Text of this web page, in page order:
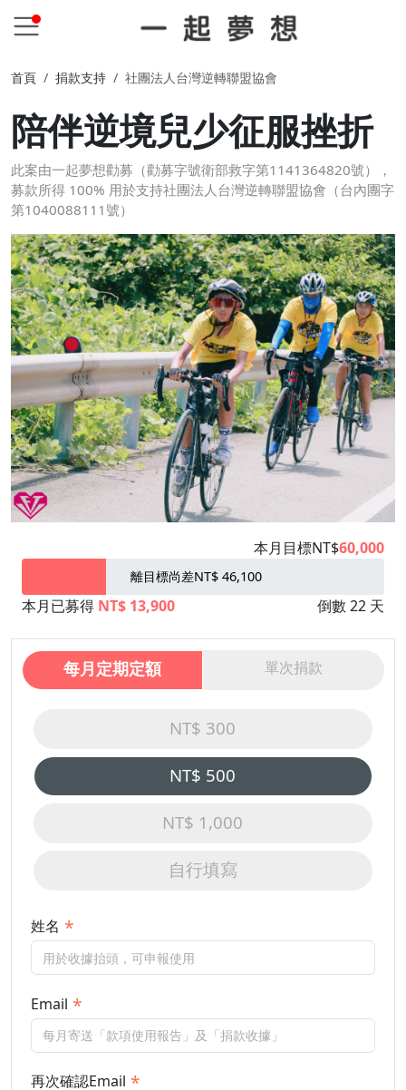
首頁 捐款支持 社團法人台灣逆轉聯盟協會
陪伴逆境兒少征服挫折
此案由一起夢想勸募（勸募字號衛部救字第1141364820號），
募款所得 100% 用於支持社團法人台灣逆轉聯盟協會（台內團字
第1040088111號）
本月目標NT$60,000
離目標尚差NT$ 46,100
本月已募得 NT$ 13,900 倒數 22 天
每月定期定額 單次捐款
NT$ 300
NT$ 500
NT$ 1,000
自行填寫
姓名
Email
再次確認Email